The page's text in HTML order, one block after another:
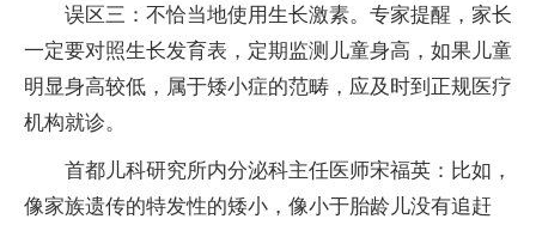
误区三：不恰当地使用生长激素。专家提醒，家长
一定要对照生长发育表，定期监测儿童身高，如果儿童
明显身高较低，属于矮小症的范畴，应及时到正规医疗
机构就诊。
首都儿科研究所内分泌科主任医师宋福英：比如，
像家族遗传的特发性的矮小，像小于胎龄儿没有追赶